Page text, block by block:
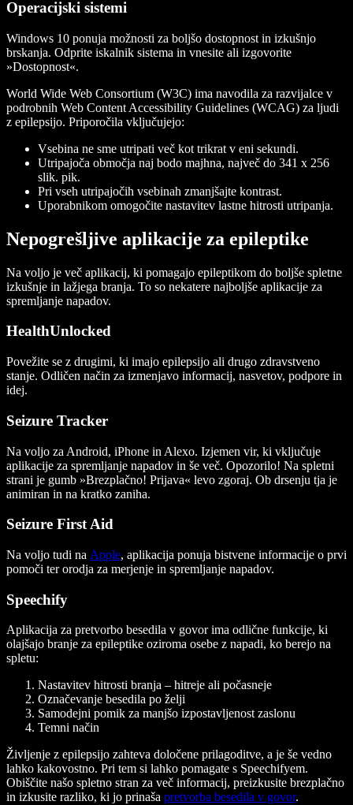
Operacijski sistemi
Windows 10 ponuja možnosti za boljšo dostopnost in izkušnjo
brskanja. Odprite iskalnik sistema in vnesite ali izgovorite
»Dostopnost«.
World Wide Web Consortium (W3C) ima navodila za razvijalce v
podrobnih Web Content Accessibility Guidelines (WCAG) za ljudi
z epilepsijo. Priporočila vključujejo:
Vsebina ne sme utripati več kot trikrat v eni sekundi.
Utripajoča območja naj bodo majhna, največ do 341 x 256
slik. pik.
Pri vseh utripajočih vsebinah zmanjšajte kontrast.
Uporabnikom omogočite nastavitev lastne hitrosti utripanja.
Nepogrešljive aplikacije za epileptike
Na voljo je več aplikacij, ki pomagajo epileptikom do boljše spletne
izkušnje in lažjega branja. To so nekatere najboljše aplikacije za
spremljanje napadov.
HealthUnlocked
Povežite se z drugimi, ki imajo epilepsijo ali drugo zdravstveno
stanje. Odličen način za izmenjavo informacij, nasvetov, podpore in
idej.
Seizure Tracker
Na voljo za Android, iPhone in Alexo. Izjemen vir, ki vključuje
aplikacije za spremljanje napadov in še več. Opozorilo! Na spletni
strani je gumb »Brezplačno! Prijava« levo zgoraj. Ob drsenju tja je
animiran in na kratko zaniha.
Seizure First Aid
Na voljo tudi na Apple, aplikacija ponuja bistvene informacije o prvi
pomoči ter orodja za merjenje in spremljanje napadov.
Speechify
Aplikacija za pretvorbo besedila v govor ima odlične funkcije, ki
olajšajo branje za epileptike oziroma osebe z napadi, ko berejo na
spletu:
Nastavitev hitrosti branja – hitreje ali počasneje
Označevanje besedila po želji
Samodejni pomik za manjšo izpostavljenost zaslonu
Temni način
Življenje z epilepsijo zahteva določene prilagoditve, a je še vedno
lahko kakovostno. Pri tem si lahko pomagate s Speechifyem.
Obiščite našo spletno stran za več informacij, preizkusite brezplačno
in izkusite razliko, ki jo prinaša pretvorba besedila v govor.